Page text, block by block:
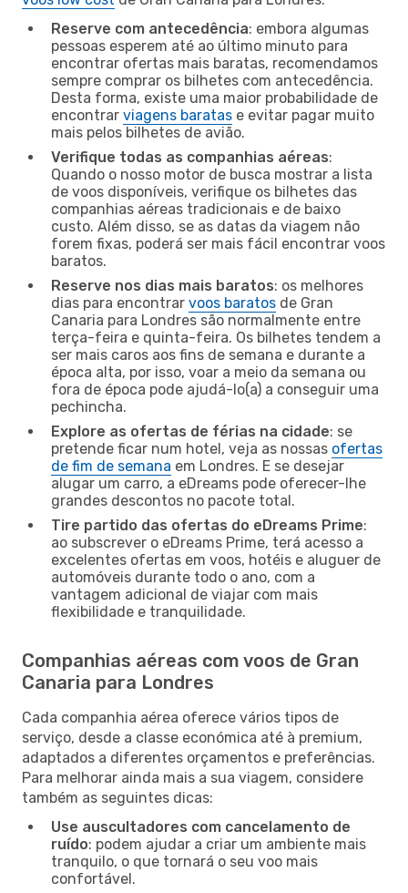
Reserve com antecedência: embora algumas
pessoas esperem até ao último minuto para
encontrar ofertas mais baratas, recomendamos
sempre comprar os bilhetes com antecedência.
Desta forma, existe uma maior probabilidade de
encontrar viagens baratas e evitar pagar muito
mais pelos bilhetes de avião.
Verifique todas as companhias aéreas:
Quando o nosso motor de busca mostrar a lista
de voos disponíveis, verifique os bilhetes das
companhias aéreas tradicionais e de baixo
custo. Além disso, se as datas da viagem não
forem fixas, poderá ser mais fácil encontrar voos
baratos.
Reserve nos dias mais baratos: os melhores
dias para encontrar voos baratos de Gran
Canaria para Londres são normalmente entre
terça-feira e quinta-feira. Os bilhetes tendem a
ser mais caros aos fins de semana e durante a
época alta, por isso, voar a meio da semana ou
fora de época pode ajudá-lo(a) a conseguir uma
pechincha.
Explore as ofertas de férias na cidade: se
pretende ficar num hotel, veja as nossas ofertas
de fim de semana em Londres. E se desejar
alugar um carro, a eDreams pode oferecer-lhe
grandes descontos no pacote total.
Tire partido das ofertas do eDreams Prime:
ao subscrever o eDreams Prime, terá acesso a
excelentes ofertas em voos, hotéis e aluguer de
automóveis durante todo o ano, com a
vantagem adicional de viajar com mais
flexibilidade e tranquilidade.
Companhias aéreas com voos de Gran
Canaria para Londres
Cada companhia aérea oferece vários tipos de
serviço, desde a classe económica até à premium,
adaptados a diferentes orçamentos e preferências.
Para melhorar ainda mais a sua viagem, considere
também as seguintes dicas:
Use auscultadores com cancelamento de
ruído: podem ajudar a criar um ambiente mais
tranquilo, o que tornará o seu voo mais
confortável.